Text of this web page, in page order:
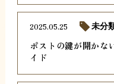
ポストの鍵が開かな
イド
2025.05.25 未分